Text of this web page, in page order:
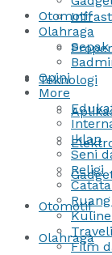
Teknologi
Otomotif
Olahraga
Otomotif
Olahraga
Sepak
Opini
More
Iklan
Seni
Religi
Film